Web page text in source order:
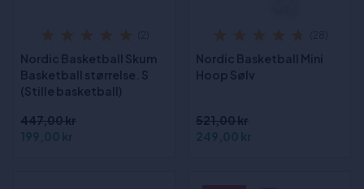
Nordic Basketball Skum
Basketball størrelse. S
(Stille basketball)
447,00 kr
199,00 kr
Nordic Basketball Mini
Hoop Sølv
521,00 kr
249,00 kr